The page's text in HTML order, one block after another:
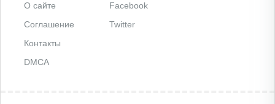
О сайте
Соглашение
Контакты
DMCA
Facebook
Twitter